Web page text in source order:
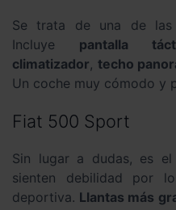
Se trata de una de las
Incluye pantalla
climatizador, techo
Un coche muy cómodo y
Fiat 500 Sport
Sin lugar a dudas, es
sienten debilidad por
deportiva. Llantas más